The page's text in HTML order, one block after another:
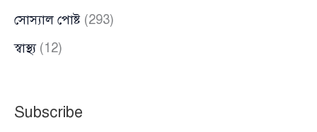
সোস্যাল পোষ্ট (293)
স্বাস্থ্য(12)
Subscribe